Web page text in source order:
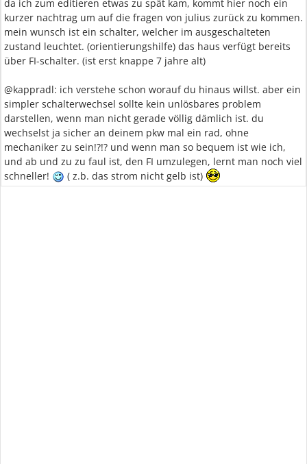
da ich zum editieren etwas zu spät kam, kommt hier noch ein
kurzer nachtrag um auf die fragen von julius zurück zu kommen.
mein wunsch ist ein schalter, welcher im ausgeschalteten
zustand leuchtet. (orientierungshilfe) das haus verfügt bereits
über FI-schalter. (ist erst knappe 7 jahre alt)
@kappradl: ich verstehe schon worauf du hinaus willst. aber ein
simpler schalterwechsel sollte kein unlösbares problem
darstellen, wenn man nicht gerade völlig dämlich ist. du
wechselst ja sicher an deinem pkw mal ein rad, ohne
mechaniker zu sein!?!? und wenn man so bequem ist wie ich,
und ab und zu zu faul ist, den FI umzulegen, lernt man noch viel
schneller!
( z.b. das strom nicht gelb ist)